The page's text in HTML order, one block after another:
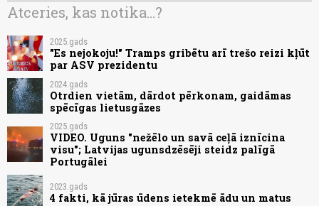
Atceries, kas notika...?
2025.gads
"Es nejokoju!" Tramps gribētu arī trešo reizi kļūt
par ASV prezidentu
2024.gads
Otrdien vietām, dārdot pērkonam, gaidāmas
spēcīgas lietusgāzes
2025.gads
VIDEO. Uguns "nežēlo un savā ceļā iznīcina
visu"; Latvijas ugunsdzēsēji steidz palīgā
Portugālei
2023.gads
4 fakti, kā jūras ūdens ietekmē ādu un matus